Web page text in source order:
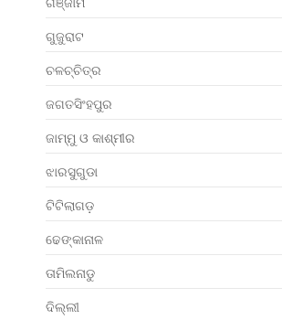
ଗଞ୍ଜାମ
ଗୁଜୁରାଟ
ଚଳଚ୍ଚିତ୍ର
ଜଗତସିଂହପୁର
ଜାମ୍ମୁ ଓ କାଶ୍ମୀର
ଝାରସୁଗୁଡା
ଟିଟିଲାଗଡ଼
ଢେଙ୍କାନାଳ
ତାମିଲନାଡୁ
ଦିଲ୍ଲୀ